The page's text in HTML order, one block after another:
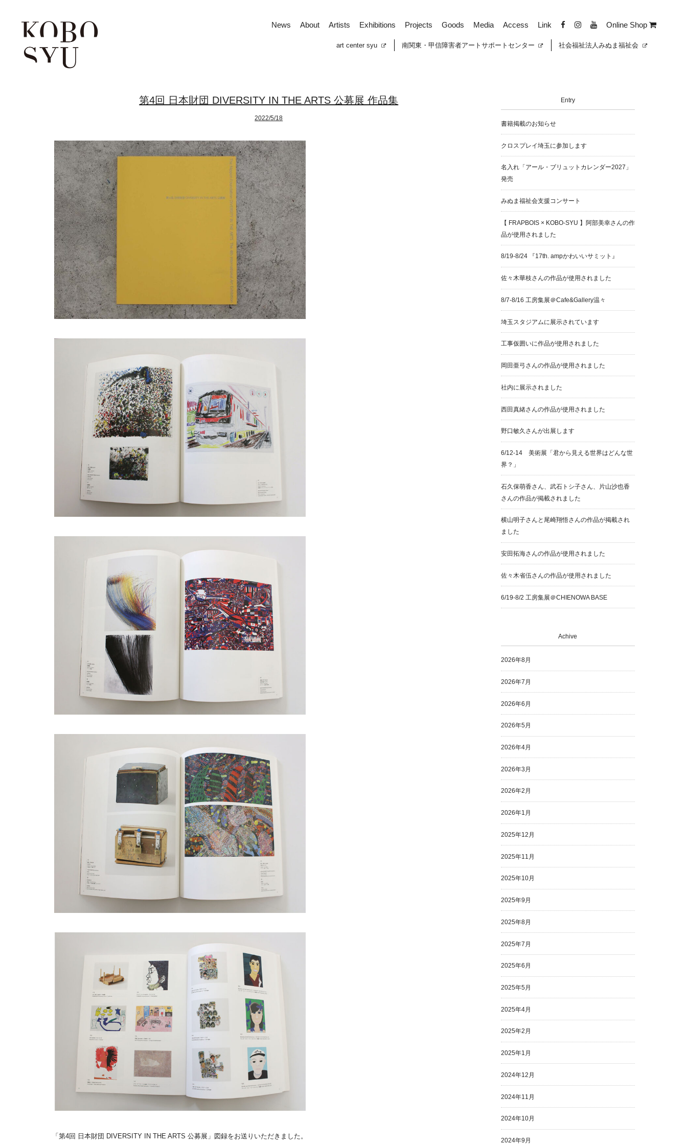
News About Artists Exhibitions Projects Goods Media Access Link Online Shop
art center syu 南関東・甲信障害者アートサポートセンター 社会福祉法人みぬま福祉会
第4回 日本財団 DIVERSITY IN THE ARTS 公募展 作品集
2022/5/18
「第4回 日本財団 DIVERSITY IN THE ARTS 公募展」図録をお送りいただきました。
Entry
書籍掲載のお知らせ
クロスプレイ埼玉に参加します
名入れ「アール・ブリュットカレンダー2027」
発売
みぬま福祉会支援コンサート
【 FRAPBOIS × KOBO-SYU 】阿部美幸さんの作
品が使用されました
8/19-8/24 『17th. ampかわいいサミット』
佐々木華枝さんの作品が使用されました
8/7-8/16 工房集展＠Cafe&Gallery温々
埼玉スタジアムに展示されています
工事仮囲いに作品が使用されました
岡田亜弓さんの作品が使用されました
社内に展示されました
西田真緒さんの作品が使用されました
野口敏久さんが出展します
6/12-14 美術展「君から見える世界はどんな世
界？」
石久保萌香さん、武石トシ子さん、片山沙也香
さんの作品が掲載されました
横山明子さんと尾崎翔悟さんの作品が掲載され
ました
安田拓海さんの作品が使用されました
佐々木省伍さんの作品が使用されました
6/19-8/2 工房集展＠CHIENOWA BASE
Achive
2026年8月
2026年7月
2026年6月
2026年5月
2026年4月
2026年3月
2026年2月
2026年1月
2025年12月
2025年11月
2025年10月
2025年9月
2025年8月
2025年7月
2025年6月
2025年5月
2025年4月
2025年2月
2025年1月
2024年12月
2024年11月
2024年10月
2024年9月